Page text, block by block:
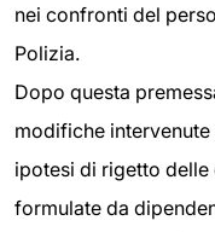
nei confronti del
Polizia.
Dopo questa
modifiche
ipotesi di rigetto
formulate da